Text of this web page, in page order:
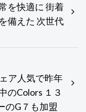
を快適に 街着
備えた 次世代
ア人気で昨年
のColors １３
のG７も加盟